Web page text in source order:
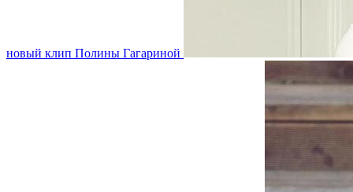
новый клип Полины Гагариной